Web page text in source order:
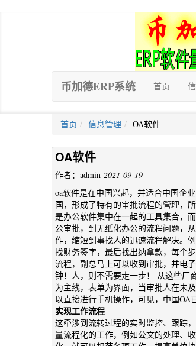
币加德ERP系统 首页
首页 信息管理 OA软件
OA软件
作者：admin 2021-09-19
oa软件是在中国兴起，并适合中国企
国，形成了特有的审批流程的管理，
是办公软件集中在一起的工具集合，
公审批，到无纸化办公的流程问题，
作，缩短到事找人的迅速流程解决。
找财务签字，最后找出纳拿款，每个
流程，副总马上可以收到审批，并电
钟！人，则不需要走一步！ 从这些厂
为主线，表单为界面，当审批人在未
以直接进行手机操作，可见，中国OA
实现工作流程
这牵涉到流转过程的实时监控、跟踪
量流程化的工作，例如公文的处理、